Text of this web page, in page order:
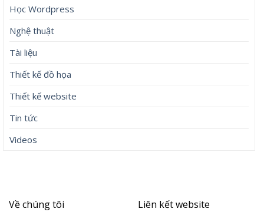
Học Wordpress
Nghệ thuật
Tài liệu
Thiết kế đồ họa
Thiết kế website
Tin tức
Videos
Về chúng tôi Liên kết website